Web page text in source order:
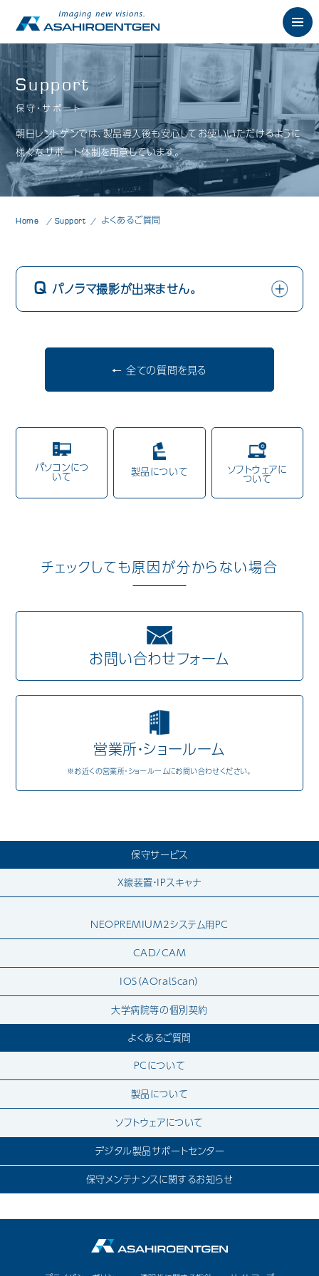
News お知らせ
Philosophy 朝日の想い
Product
歯科用X線製品
歯科用口腔内カメラ
歯科用CAD/CAM製品
Cases
Showroom 営業所・ショールーム
Contact
Support
保守・サポート
朝日レントゲンでは、製品導入後も安心してお使いいただけるように
様々なサポート体制を用意しています。
Home Support よくあるご質問
パノラマ撮影が出来ません。
← 全ての質問を見る
パソコンにつ
いて 製品について ソフトウェアに
ついて
チェックしても原因が分からない場合
お問い合わせフォーム
営業所・ショールーム
※お近くの営業所・ショールームにお問い合わせください。
保守サービス
X線装置・IPスキャナ
NEOPREMIUM2システム用PC
CAD/CAM
IOS（AOralScan）
大学病院等の個別契約
よくあるご質問
PCについて
製品について
ソフトウェアについて
デジタル製品サポートセンター
保守メンテナンスに関するお知らせ